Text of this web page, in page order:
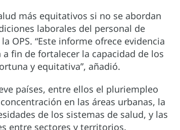
más equitativos si no se abordan
laborales del personal de
OPS. “Este informe ofrece evidencia
fin de fortalecer la capacidad de los
y equitativa”, añadió.
países, entre ellos el pluriempleo
en las áreas urbanas, la
de los sistemas de salud, y las
entre sectores y territorios.